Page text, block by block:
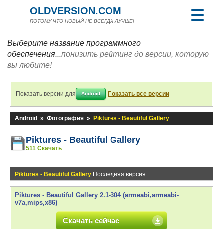
OLDVERSION.COM
ПОТОМУ ЧТО НОВЫЙ НЕ ВСЕГДА ЛУЧШЕ!
Выберите название программного
обеспечения...понизить рейтинг до версии, которую
вы любите!
Показать версии для Android Показать все версии
Android » Фотография » Piktures - Beautiful Gallery
Piktures - Beautiful Gallery
511 Скачать
Piktures - Beautiful Gallery Последняя версия
Piktures - Beautiful Gallery 2.1-304 (armeabi,armeabi-
v7a,mips,x86)
Скачать сейчас